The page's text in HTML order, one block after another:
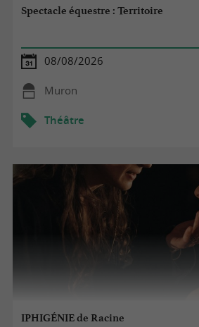
Spectacle équestre : Territoire
08/08/2026
Muron
Théâtre
IPHIGÉNIE de Racine